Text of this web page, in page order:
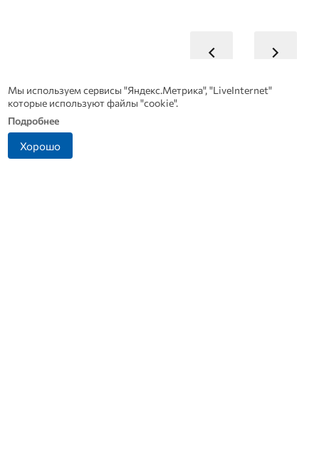
Мы используем сервисы "Яндекс.Метрика", "LiveInternet"
которые используют файлы "cookie".
Подробнее
Хорошо